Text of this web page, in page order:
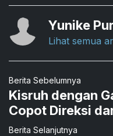
Yunike
Lihat semua
Berita Sebelumnya
Kisruh dengan
Copot Direksi
Berita Selanjutnya